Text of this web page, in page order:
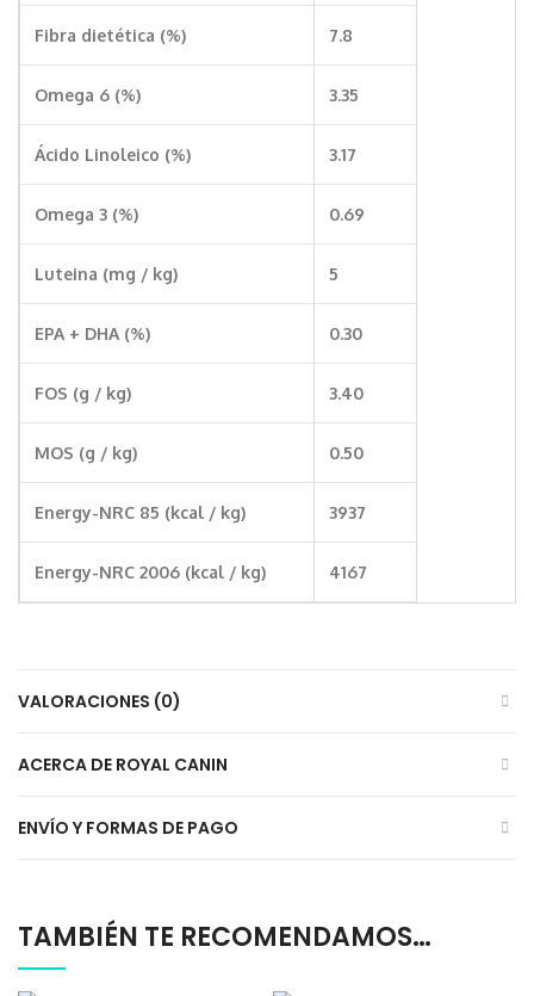
Fibra dietética (%) 7.8
Omega 6 (%) 3.35
Ácido Linoleico (%) 3.17
Omega 3 (%) 0.69
Luteina (mg / kg) 5
EPA + DHA (%) 0.30
FOS (g / kg) 3.40
MOS (g / kg) 0.50
Energy-NRC 85 (kcal / kg) 3937
Energy-NRC 2006 (kcal / kg) 4167
VALORACIONES (0)
ACERCA DE ROYAL CANIN
ENVÍO Y FORMAS DE PAGO
TAMBIÉN TE RECOMENDAMOS…